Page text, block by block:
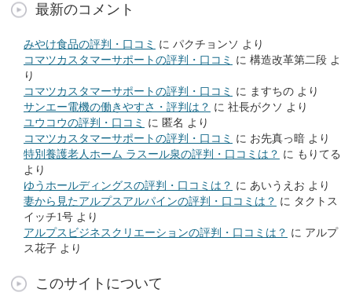
最新のコメント
みやけ食品の評判・口コミ に パクチョンソ より
コマツカスタマーサポートの評判・口コミ に 構造改革第二段 よ
り
コマツカスタマーサポートの評判・口コミ に ますちの より
サンエー電機の働きやすさ・評判は？ に 社長がクソ より
ユウコウの評判・口コミ に 匿名 より
コマツカスタマーサポートの評判・口コミ に お先真っ暗 より
特別養護老人ホーム ラスール泉の評判・口コミは？ に もりてる
より
ゆうホールディングスの評判・口コミは？ に あいうえお より
妻から見たアルプスアルパインの評判・口コミは？ に タクトス
イッチ1号 より
アルプスビジネスクリエーションの評判・口コミは？ に アルプ
ス花子 より
このサイトについて